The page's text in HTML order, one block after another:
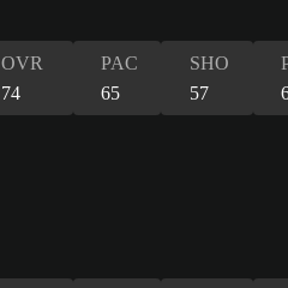
OVR
74
PAC
65
SHO
57